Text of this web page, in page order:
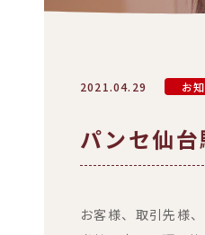
2021.04.29 お
パンセ仙
お客様、取引先様